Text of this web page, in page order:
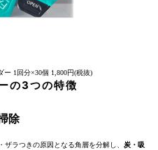
1回分×30個 1,800円(税抜)
の3つの特徴
除
ザラつきの原因となる角層を分解し、
炭・吸